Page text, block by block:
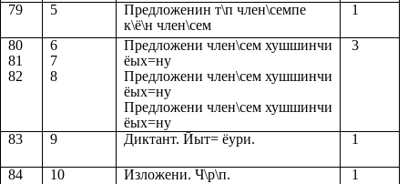
79 5
Предложенин т\п член\семпе
к\ё\н член\сем
1
80
81
82
6
7
8
Предложени член\сем хушшинчи
ёых=ну
Предложени член\сем хушшинчи
ёых=ну
Предложени член\сем хушшинчи
ёых=ну
3
83 9 Диктант. Йыт= ёури. 1
84 10 Изложени. Ч\р\п. 1